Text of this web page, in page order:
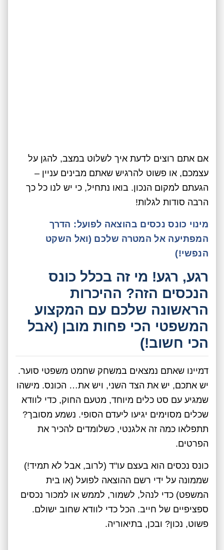
אם אתם רוצים לדעת איך לשלוט במצב, להגן על
עצמכם, או פשוט להרגיש שאתם מבינים עניין –
הגעתם למקום הנכון. בואו נתחיל, כי יש לנו כל כך
הרבה סודות לגלות!
מינוי כונס נכסים בהוצאה לפועל: הדרך
המפתיעה אל המטרה שלכם (ואל השקט
הנפשי!)
רגע, רגע! מי זה בכלל כונס
הנכסים הזה? ההיכרות
הראשונה שלכם עם המקצוע
המשפטי הכי פחות מובן (אבל
הכי חשוב!)
דמיינו שאתם נמצאים במשחק שחמט משפטי סוער.
יש אתכם, יש את הצד השני, ויש את… הכונס. מישהו
שמגיע עם סט כלים מיוחד, מטעם החוק, כדי לוודא
שכלים מסוימים יגיעו ליעדם הסופי. נשמע מסובך?
תתפלאו כמה זה אלגנטי, כשלומדים להכיר את
הפרטים.
כונס נכסים הוא בעצם עו"ד (לרוב, אבל לא תמיד!)
שממונה על ידי רשם ההוצאה לפועל (או בית
המשפט) כדי לנהל, לשמור, לממש או למכור נכסים
ספציפיים של חייב. הכל כדי לוודא שחוב ישולם.
פשוט, נכון? ובכן, בתיאוריה.